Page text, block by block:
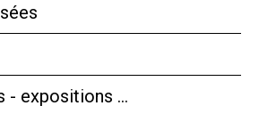
- expositions …